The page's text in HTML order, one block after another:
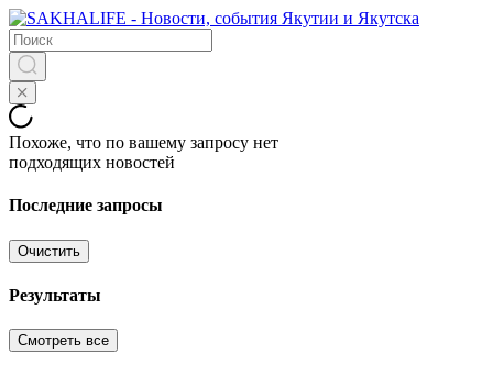
Похоже, что по вашему запросу нет
подходящих новостей
Последние запросы
Очистить
Результаты
Смотреть все